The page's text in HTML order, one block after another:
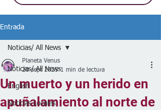
Entrada
Noticias/ All News
English
Noticias Locales
Noticias/ All News
Un muerto y un herido en
apuñalamiento al norte de
Planeta Venus
20 sept 2025 1 min de lectura